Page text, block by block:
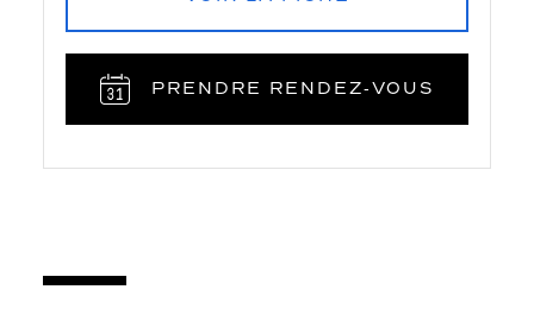
PRENDRE RENDEZ‑VOUS